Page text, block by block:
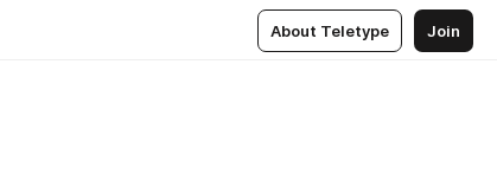
About Teletype Join